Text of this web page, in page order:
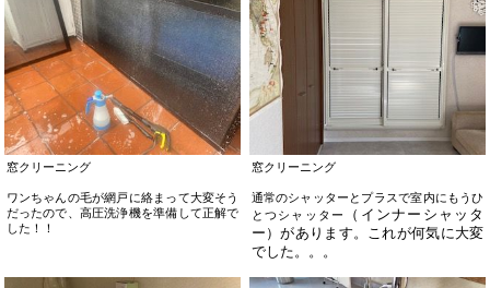
窓クリーニング
ワンちゃんの毛が網戸に絡まって大変そう
だったので、高圧洗浄機を準備して正解で
した！！
窓クリーニング
通常のシャッターとプラスで室内にもうひ
とつシャッター
（インナーシャッタ
ー）があります。これが何気に大変
でした。。。